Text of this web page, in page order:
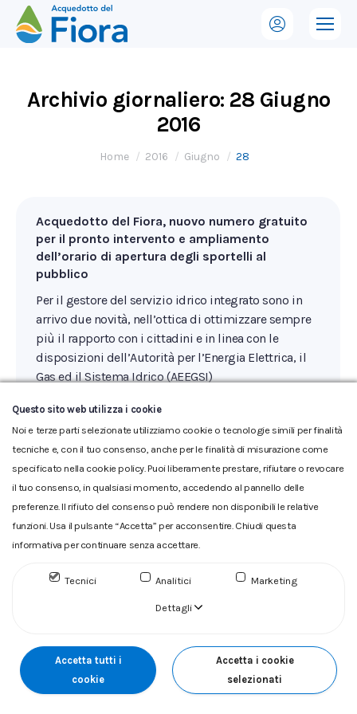
Archivio giornaliero: 28 Giugno
2016
Tu sei qui:
Home 2016 Giugno 28
Acquedotto del Fiora, nuovo numero gratuito
per il pronto intervento e ampliamento
dell’orario di apertura degli sportelli al
pubblico
Per il gestore del servizio idrico integrato sono in
arrivo due novità, nell’ottica di ottimizzare sempre
più il rapporto con i cittadini e in linea con le
disposizioni dell’Autorità per l’Energia Elettrica, il
Gas ed il Sistema Idrico (AEEGSI)
Glossario|Privacy|Cookie|Reclamo|Reclamo pdf
Accessibilità|Copyright
fiscale 00304790538 (P.IVA) già iscritta al n.10.029 - Capitale
Questo sito web utilizza i cookie
Noi e terze parti selezionate utilizziamo cookie o tecnologie simili per finalità
tecniche e, con il tuo consenso, anche per le finalità di misurazione come
specificato nella cookie policy. Puoi liberamente prestare, rifiutare o revocare
il tuo consenso, in qualsiasi momento, accedendo al pannello delle
preferenze. Il rifiuto del consenso può rendere non disponibili le relative
funzioni. Usa il pulsante “Accetta” per acconsentire. Chiudi questa
informativa per continuare senza accettare.
Tecnici Analitici Marketing
Dettagli
Accetta tutti i
cookie
Accetta i cookie
selezionati